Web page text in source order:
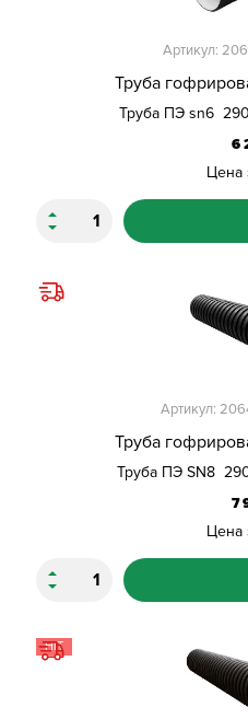
Труба
Труба ПЭ sn6
Артикул:
6
Цена
Труба
Труба ПЭ SN8
Артикул:
7
Цена
HIT